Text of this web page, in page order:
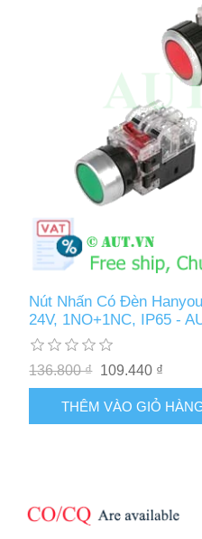
Nút Nhấn Có Đèn
24V, 1NO+1NC, IP65 -
136.800 ₫ 109.440 ₫
THÊM VÀO GIỎ